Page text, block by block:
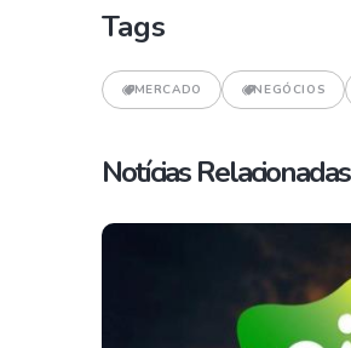
Tags
MERCADO NEGÓCIOS
Notícias Relacionadas